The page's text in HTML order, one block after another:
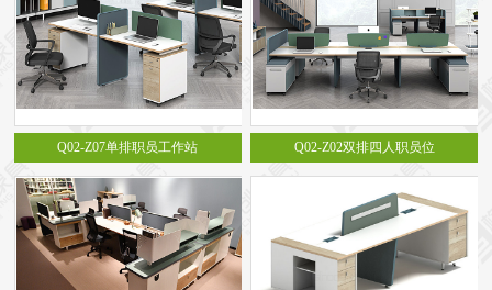
Q02-Z07单排职员工作站 Q02-Z02双排四人职员位